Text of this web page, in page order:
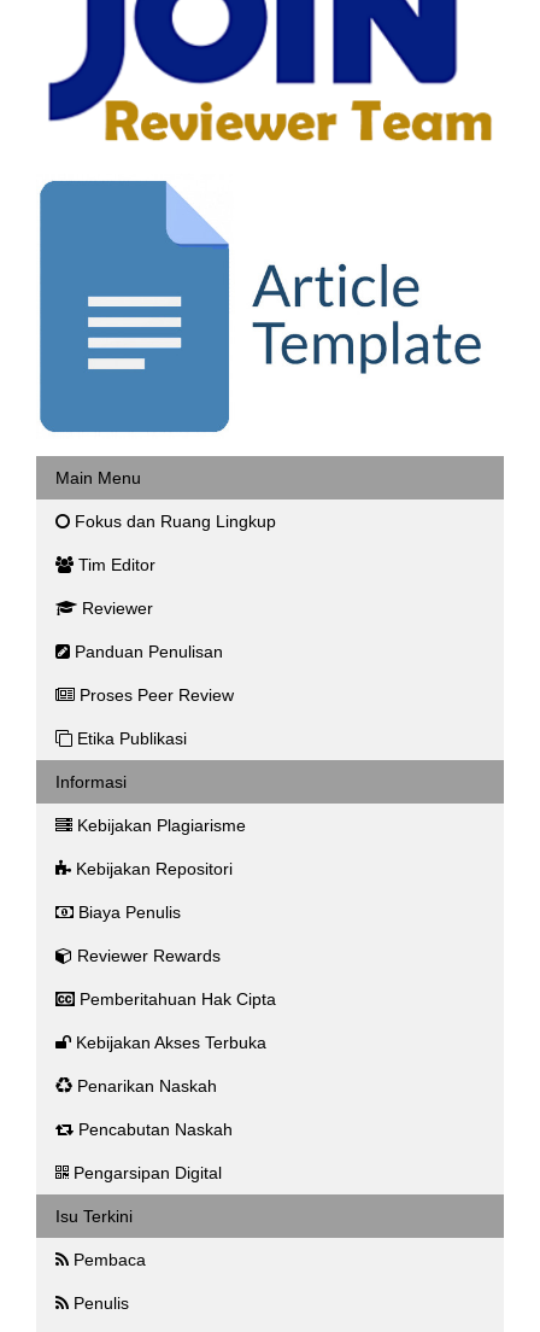
Main Menu
Fokus dan Ruang Lingkup
Tim Editor
Reviewer
Panduan Penulisan
Proses Peer Review
Etika Publikasi
Informasi
Kebijakan Plagiarisme
Kebijakan Repositori
Biaya Penulis
Reviewer Rewards
Pemberitahuan Hak Cipta
Kebijakan Akses Terbuka
Penarikan Naskah
Pencabutan Naskah
Pengarsipan Digital
Isu Terkini
Pembaca
Penulis